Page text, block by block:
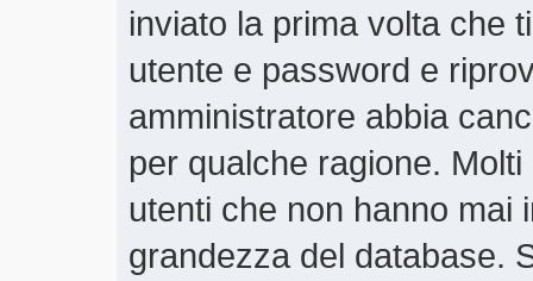
inviato la prima volta che
utente e password e
amministratore abbia
per qualche ragione.
utenti che non hanno mai
grandezza del database.